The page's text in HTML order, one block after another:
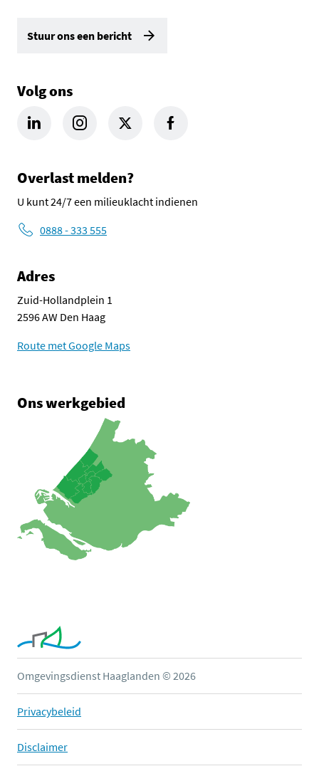
Stuur ons een bericht
Volg ons
LinkedIn Omgevingsdienst Haaglanden (opent in een nieuw
Instagram Omgevingsdienst Haaglanden (opent in
X Omgevingsdienst Haaglanden (opent in
Facebook Omgevingsdienst
Overlast melden?
U kunt 24/7 een milieuklacht indienen
0888 - 333 555
Adres
Zuid-Hollandplein 1
2596 AW Den Haag
Route met Google Maps
Ons werkgebied
Omgevingsdienst Haaglanden © 2026
Privacybeleid
Disclaimer